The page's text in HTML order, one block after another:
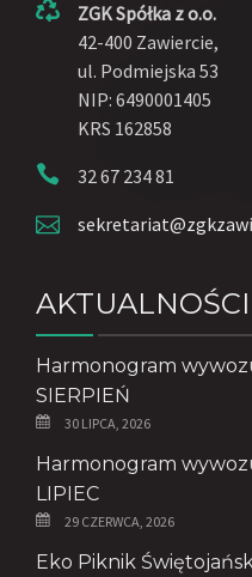
ZGK Spółka z o.o.
42-400 Zawiercie,
ul. Podmiejska 53
NIP: 6490001405
KRS 162858
32 67 234 81
AKTUALNOŚCI
Harmonogram
SIERPIEŃ
30 LIPCA, 2026
Harmonogram
LIPIEC
29 CZERWCA, 2026
Eko Piknik